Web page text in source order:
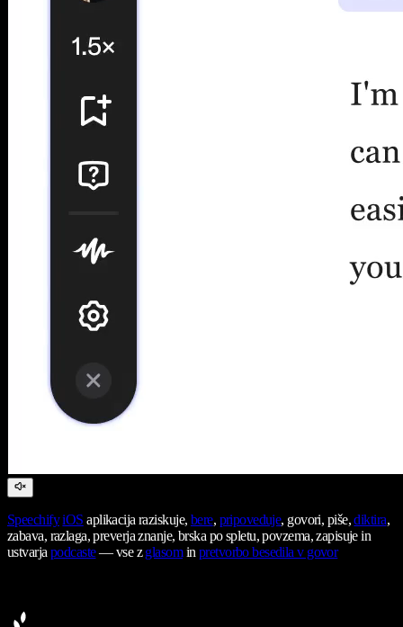
Speechify iOS aplikacija raziskuje, bere, pripoveduje, govori, piše,diktira,
zabava, razlaga, preverja znanje, brska po spletu, povzema, zapisuje in
ustvarjapodcaste— vse zglasominpretvorbo besedila v govor